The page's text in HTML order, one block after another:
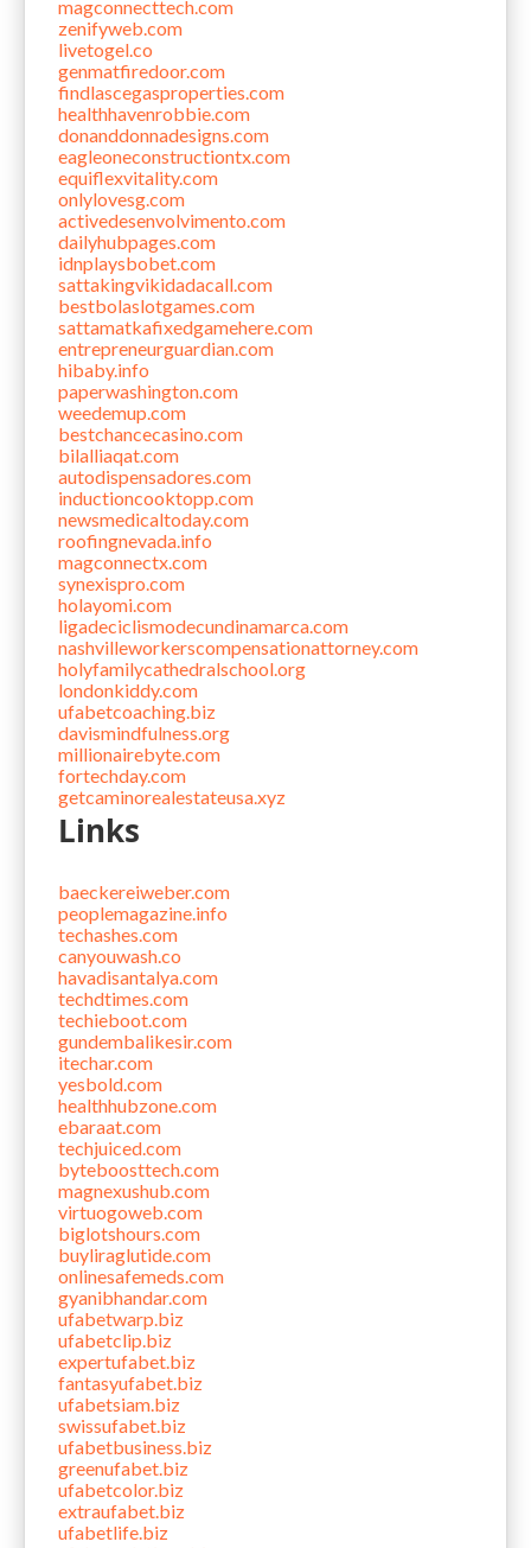
magconnecttech.com
zenifyweb.com
livetogel.co
genmatfiredoor.com
findlascegasproperties.com
healthhavenrobbie.com
donanddonnadesigns.com
eagleoneconstructiontx.com
equiflexvitality.com
onlylovesg.com
activedesenvolvimento.com
dailyhubpages.com
idnplaysbobet.com
sattakingvikidadacall.com
bestbolaslotgames.com
sattamatkafixedgamehere.com
entrepreneurguardian.com
hibaby.info
paperwashington.com
weedemup.com
bestchancecasino.com
bilalliaqat.com
autodispensadores.com
inductioncooktopp.com
newsmedicaltoday.com
roofingnevada.info
magconnectx.com
synexispro.com
holayomi.com
ligadeciclismodecundinamarca.com
nashvilleworkerscompensationattorney.com
holyfamilycathedralschool.org
londonkiddy.com
ufabetcoaching.biz
davismindfulness.org
millionairebyte.com
fortechday.com
getcaminorealestateusa.xyz
Links
baeckereiweber.com
peoplemagazine.info
techashes.com
canyouwash.co
havadisantalya.com
techdtimes.com
techieboot.com
gundembalikesir.com
itechar.com
yesbold.com
healthhubzone.com
ebaraat.com
techjuiced.com
byteboosttech.com
magnexushub.com
virtuogoweb.com
biglotshours.com
buyliraglutide.com
onlinesafemeds.com
gyanibhandar.com
ufabetwarp.biz
ufabetclip.biz
expertufabet.biz
fantasyufabet.biz
ufabetsiam.biz
swissufabet.biz
ufabetbusiness.biz
greenufabet.biz
ufabetcolor.biz
extraufabet.biz
ufabetlife.biz